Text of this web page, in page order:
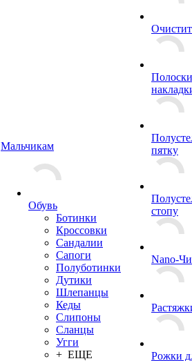
Мальчикам
Обувь
Ботинки
Кроссовки
Сандалии
Сапоги
Полуботинки
Дутики
Шлепанцы
Кеды
Слипоны
Сланцы
Угги
+ ЕЩЕ
пятку
стопу
Nano-
Рожки